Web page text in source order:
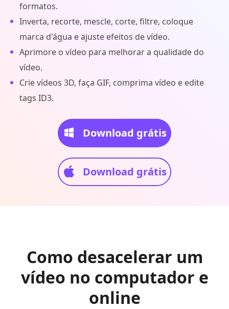
formatos.
Inverta, recorte, mescle, corte, filtre, coloque
marca d'água e ajuste efeitos de vídeo.
Aprimore o vídeo para melhorar a qualidade do
vídeo.
Crie vídeos 3D, faça GIF, comprima vídeo e edite
tags ID3.
Download grátis
Download grátis
Como desacelerar um
vídeo no computador e
online